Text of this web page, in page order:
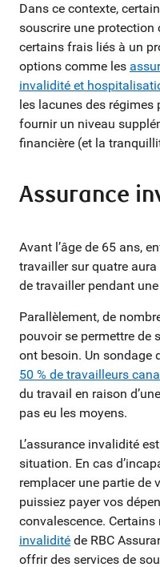
Dans ce contexte,
souscrire une
certains frais liés à un
options comme les
invalidité et
les lacunes des
fournir un niveau
financière (et la
Assurance
Avant l’âge de 65 ans,
travailler sur quatre
de travailler pendant
Parallèlement, de
pouvoir se permettre de
ont besoin. Un sondage
50 % de travailleurs
du travail en raison
pas eu les moyens.
L’assurance invalidité
situation. En cas
remplacer une partie de
puissiez payer vos
convalescence. Certains
invalidité de RBC
offrir des services de